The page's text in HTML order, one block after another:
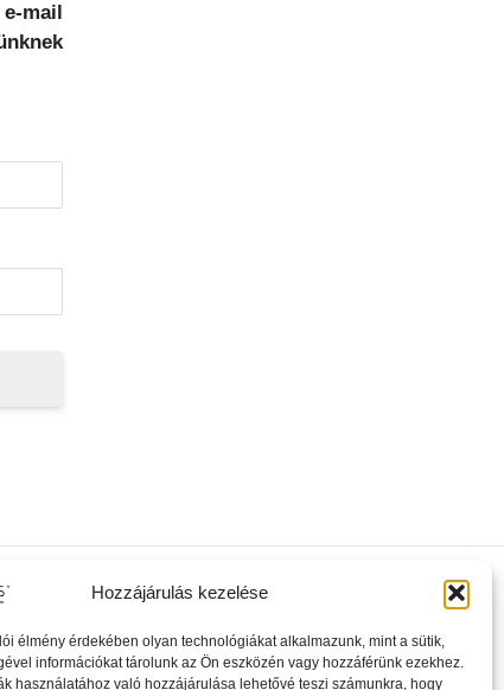
Hozzájárulás kezelése
élmény érdekében olyan technológiákat alkalmazunk, mint a sütik,
információkat tárolunk az Ön eszközén vagy hozzáférünk ezekhez.
használatához való hozzájárulása lehetővé teszi számunkra, hogy
mail
tud erről